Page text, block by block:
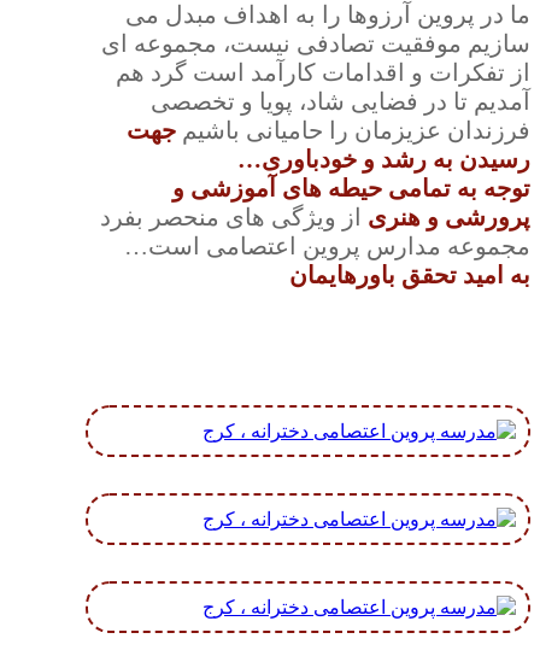
ما در پروین آرزوها را به اهداف مبدل می
سازیم موفقیت تصادفی نیست، مجموعه ای
از تفکرات و اقدامات کارآمد است گرد هم
آمدیم تا در فضایی شاد، پویا و تخصصی
فرزندان عزیزمان را حامیانی باشیم جهت
رسیدن به رشد و خودباوری…
توجه به تمامی حیطه های آموزشی و
پرورشی و هنری از ویژگی های منحصر بفرد
مجموعه مدارس پروین اعتصامی است…
به امید تحقق باورهایمان